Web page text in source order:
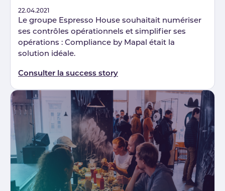
Published
22.04.2021
Le groupe Espresso House souhaitait numériser
ses contrôles opérationnels et simplifier ses
opérations : Compliance by Mapal était la
solution idéale.
Consulter la success story